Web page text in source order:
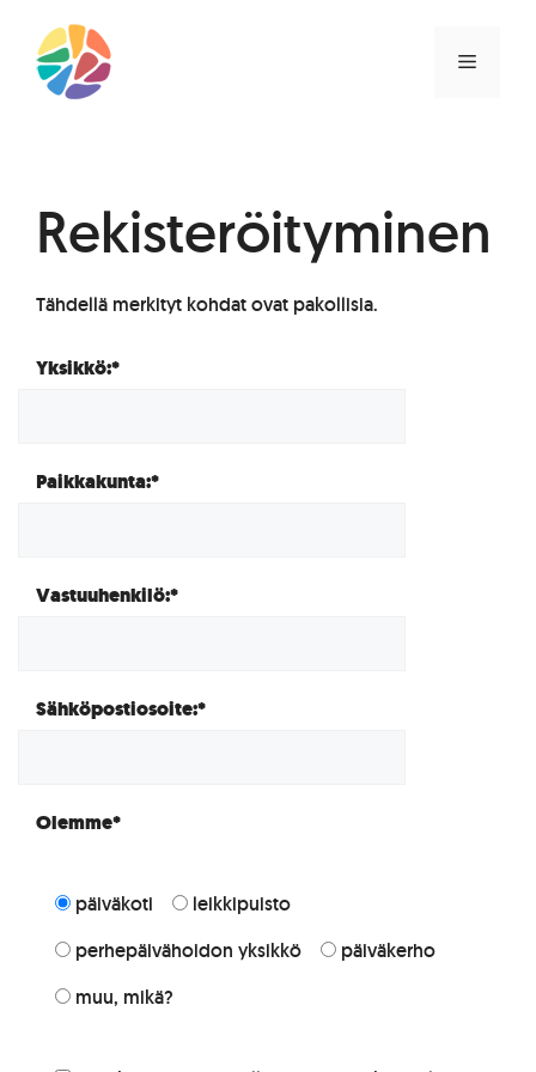
sisältöön
Rekisteröityminen
Tähdellä merkityt kohdat ovat pakollisia.
Yksikkö:*
Paikkakunta:*
Vastuuhenkilö:*
Sähköpostiosoite:*
Olemme*
päiväkoti
leikkipuisto
perhepäivähoidon yksikkö
päiväkerho
muu, mikä?